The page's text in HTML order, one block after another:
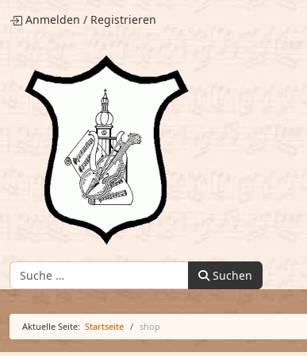
Anmelden / Registrieren
Finden: Suchen
Aktuelle Seite: Startseite shop